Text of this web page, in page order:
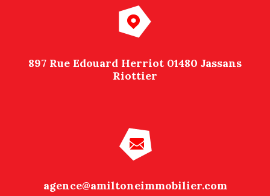
agence@amiltoneimmobilier.com
897 Rue Edouard Herriot 01480 Jassans
Riottier